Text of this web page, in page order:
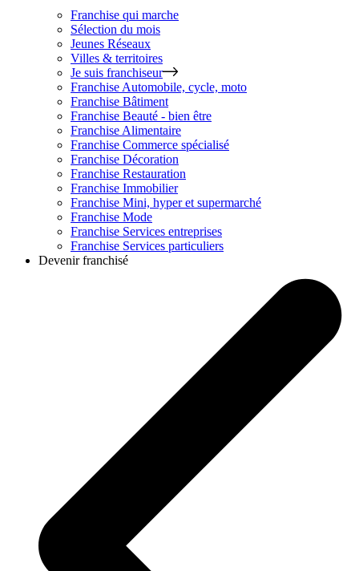
Franchise qui marche
Sélection du mois
Jeunes Réseaux
Villes & territoires
Je suis franchiseur
Franchise Automobile, cycle, moto
Franchise Bâtiment
Franchise Beauté - bien être
Franchise Alimentaire
Franchise Commerce spécialisé
Franchise Décoration
Franchise Restauration
Franchise Immobilier
Franchise Mini, hyper et supermarché
Franchise Mode
Franchise Services entreprises
Franchise Services particuliers
Devenir franchisé